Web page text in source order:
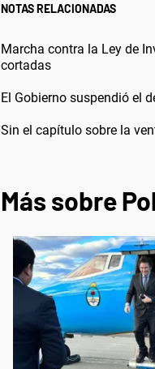
NOTAS RELACIONADAS
Marcha contra la Ley de
cortadas
El Gobierno suspendió el
Sin el capítulo sobre la
Más sobre